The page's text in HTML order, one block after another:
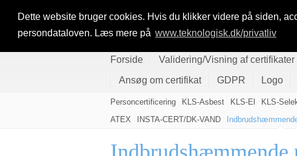
Dette website bruger cookies. Hvis du klikker videre på siden,
persondataloven. Læs mere på www.teknologisk.dk/privatliv
Forside Validering/Visning af certifikater
Personcertificering KLS-Asbest KLS-El KLS-
ATEX
INSTA-CERT/DK-VAND
Ansøg om certifikat
GDPR Logo